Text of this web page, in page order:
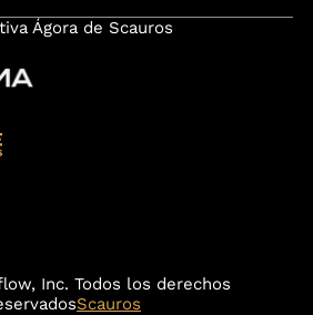
Ágora de Scauros
Inc. Todos los derechos
Scauros